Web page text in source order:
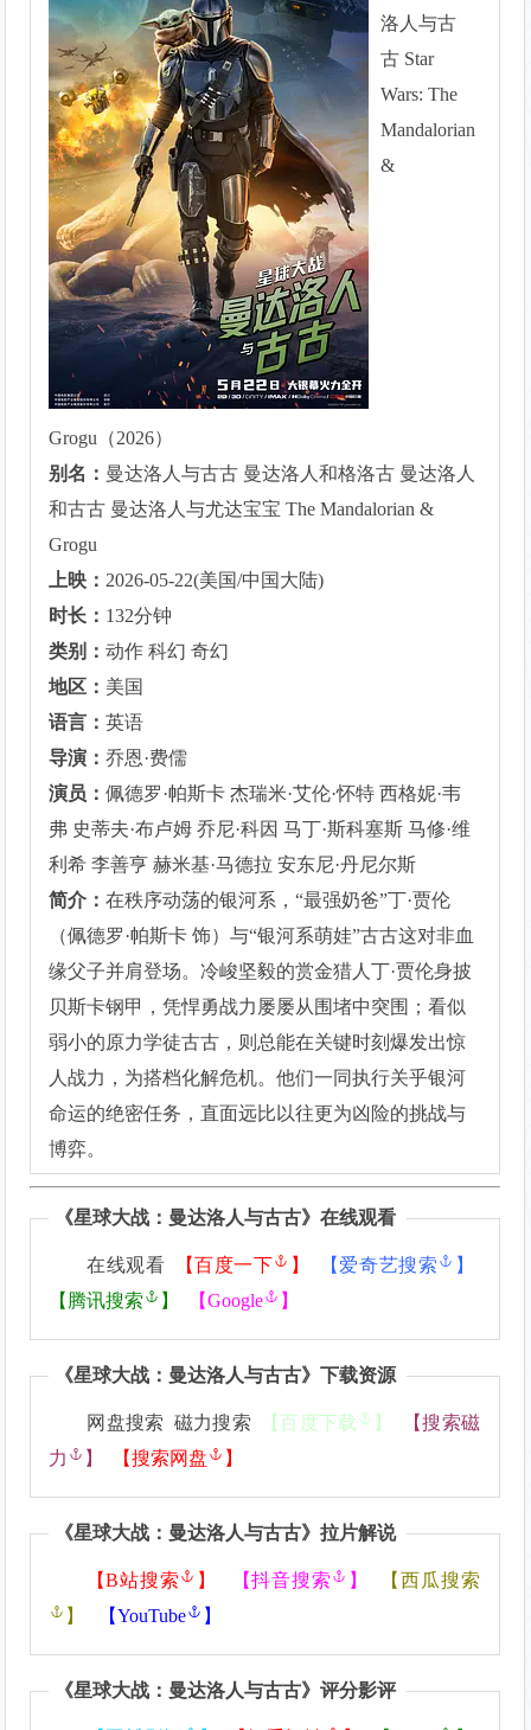
洛人与古
古 Star
Wars: The
Mandalorian
&
Grogu（2026）
别名： 曼达洛人与古古 曼达洛人和格洛古 曼达洛人
和古古 曼达洛人与尤达宝宝 The Mandalorian &
Grogu
上映： 2026-05-22(美国/中国大陆)
时长： 132分钟
类别：动作 科幻 奇幻
地区： 美国
语言：英语
导演：乔恩·费儒
演员：佩德罗·帕斯卡 杰瑞米·艾伦·怀特 西格妮·韦
弗 史蒂夫·布卢姆 乔尼·科因 马丁·斯科塞斯 马修·维
利希 李善亨 赫米基·马德拉 安东尼·丹尼尔斯
简介：在秩序动荡的银河系，“最强奶爸”丁·贾伦
（佩德罗·帕斯卡 饰）与“银河系萌娃”古古这对非血
缘父子并肩登场。冷峻坚毅的赏金猎人丁·贾伦身披
贝斯卡钢甲，凭悍勇战力屡屡从围堵中突围；看似
弱小的原力学徒古古，则总能在关键时刻爆发出惊
人战力，为搭档化解危机。他们一同执行关乎银河
命运的绝密任务，直面远比以往更为凶险的挑战与
博弈。
《星球大战：曼达洛人与古古》在线观看
在线观看 【百度一下 】 【 爱奇艺搜索
】
【 腾讯搜索 】 【Google 】
《星球大战：曼达洛人与古古》下载资源
网盘搜索 磁力搜索 【百度下载 】 【搜索磁
力
】 【搜索网盘 】
《星球大战：曼达洛人与古古》拉片解说
【B站搜索 】 【抖音搜索 】 【西瓜搜索
】
【YouTube 】
《星球大战：曼达洛人与古古》评分影评